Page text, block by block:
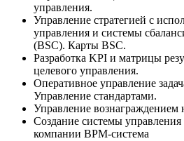
управления.
Управление стратегией с
управления и системы
(BSC). Карты BSC.
Разработка KPI и матрицы
целевого управления.
Оперативное управление
Управление стандартами.
Управление вознаграждением
Создание системы
компании BPM-система